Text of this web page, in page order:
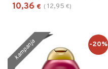
10,36 € ( 12,95 €)
kampanja -20%